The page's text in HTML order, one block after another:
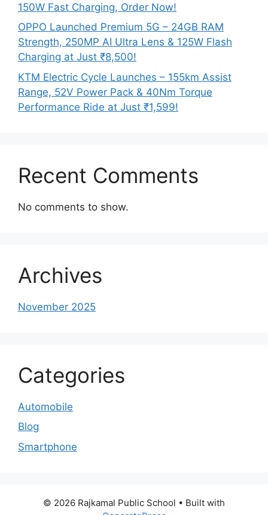
150W Fast Charging, Order Now!
OPPO Launched Premium 5G – 24GB RAM
Strength, 250MP AI Ultra Lens & 125W Flash
Charging at Just ₹8,500!
KTM Electric Cycle Launches – 155km Assist
Range, 52V Power Pack & 40Nm Torque
Performance Ride at Just ₹1,599!
Recent Comments
No comments to show.
Archives
November 2025
Categories
Automobile
Blog
Smartphone
© 2026 Rajkamal Public School • Built with